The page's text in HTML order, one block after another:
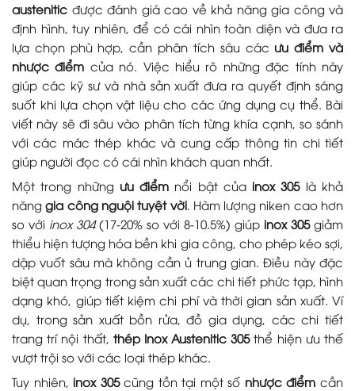
austenitic được đánh giá cao về khả năng gia công và
định hình, tuy nhiên, để có cái nhìn toàn diện và đưa ra
lựa chọn phù hợp, cần phân tích sâu các ưu điểm và
nhược điểm của nó. Việc hiểu rõ những đặc tính này
giúp các kỹ sư và nhà sản xuất đưa ra quyết định sáng
suốt khi lựa chọn vật liệu cho các ứng dụng cụ thể. Bài
viết này sẽ đi sâu vào phân tích từng khía cạnh, so sánh
với các mác thép khác và cung cấp thông tin chi tiết
giúp người đọc có cái nhìn khách quan nhất.
Một trong những ưu điểm nổi bật của inox 305là khả
nănggia công nguội tuyệt vời. Hàm lượng niken cao hơn
so với inox 304(17-20% so với 8-10.5%) giúp inox 305giảm
thiểu hiện tượng hóa bền khi gia công, cho phép kéo sợi,
dập vuốt sâu mà không cần ủ trung gian. Điều này đặc
biệt quan trọng trong sản xuất các chi tiết phức tạp, hình
dạng khó, giúp tiết kiệm chi phí và thời gian sản xuất. Ví
dụ, trong sản xuất bồn rửa, đồ gia dụng, các chi tiết
trang trí nội thất, thép Inox Austenitic 305thể hiện ưu thế
vượt trội so với các loại thép khác.
Tuy nhiên, inox 305cũng tồn tại một số nhược điểm cần